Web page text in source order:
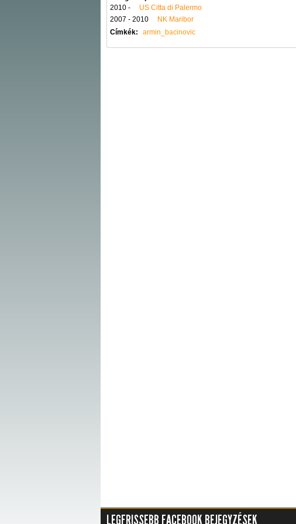
2010 -
US Citta di Palermo
2007 - 2010
NK Maribor
Címkék:
armin_bacinovic
LEGFRISSEBB FACEBOOK BEJEGYZÉSEK